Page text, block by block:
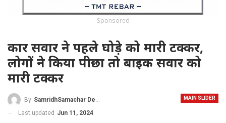
- Sponsored -
कार सवार ने पहले घोड़े को मारी टक्कर,
लोगों ने किया पीछा तो बाइक सवार को
मारी टक्कर
MAIN SLIDER
By SamridhSamachar Desk
Last updated Jun 11, 2024